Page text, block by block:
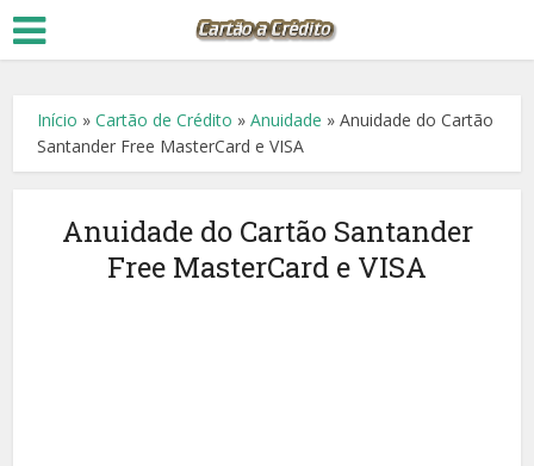
Início »Cartão de Crédito »Anuidade »Anuidade do Cartão
Santander Free MasterCard e VISA
Anuidade do Cartão Santander
Free MasterCard e VISA